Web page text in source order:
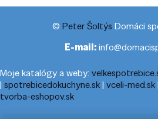
© Peter Šoltýs Domáci
E-mail:
Moje katalógy a weby:
| spotrebicedokuchyne.sk| vceli-med.sk|
tvorba-eshopov.sk
Moje blogy:cestovnyporiadok.eu|